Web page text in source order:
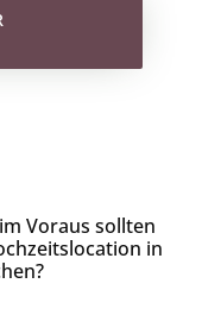
Voraus sollten
in